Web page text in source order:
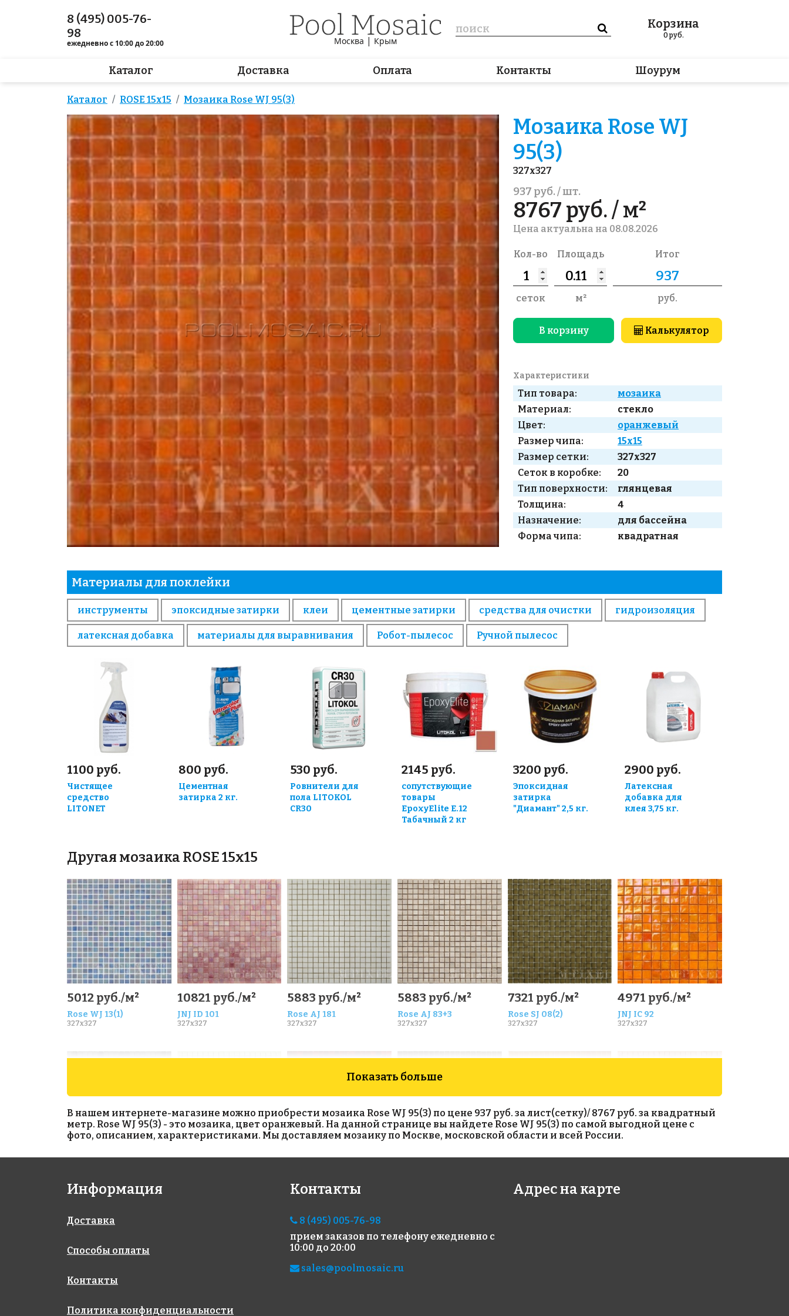
8 (495) 005-76-
98
ежедневно с 10:00 до 20:00 Москва | Крым
Корзина
0руб.
Каталог Доставка Оплата Контакты Шоурум
Каталог ROSE 15x15 Мозаика Rose WJ 95(3)
Мозаика Rose WJ
95(3)
327x327
937 руб. / шт.
8767 руб. / м²
Цена актуальна на 08.08.2026
Кол-во
сеток
Площадь
м²
Итог
руб.
В корзину Калькулятор
Характеристики
Тип товара:
мозаика
Материал:
стекло
Цвет:
оранжевый
Размер чипа:
15x15
Размер сетки:
327x327
Сеток в коробке:
20
Тип поверхности:
глянцевая
Толщина:
4
Назначение:
для бассейна
Форма чипа:
квадратная
Материалы для поклейки
инструменты эпоксидные затирки клеи цементные затирки средства для очистки гидроизоляция
латексная добавка материалы для выравнивания Робот-пылесос Ручной пылесос
1100 руб.
Чистящее
средство
LITONET
800 руб.
Цементная
затирка 2 кг.
530 руб.
Ровнители для
пола LITOKOL
CR30
2145 руб.
сопутствующие
товары
EpoxyElite E.12
Табачный 2 кг
3200 руб.
Эпоксидная
затирка
"Диамант" 2,5 кг.
2900 руб.
Латексная
добавка для
клея 3,75 кг.
Другая мозаика ROSE 15x15
5012 руб./м²
Rose WJ 13(1)
327x327
10821 руб./м²
JNJ ID 101
327x327
5883 руб./м²
Rose AJ 181
327x327
5883 руб./м²
Rose AJ 83+3
327x327
7321 руб./м²
Rose SJ 08(2)
327x327
4971 руб./м²
JNJ IC 92
327x327
JNJ C-JC 46
327x327
Golden Effect GD
16182
Rose WJ 93
327x327
Rose AJ 85+6
327x327
Показать больше
В нашем интернете-магазине можно приобрести мозаика Rose WJ 95(3) по цене 937 руб. за лист(сетку)/ 8767 руб. за квадратный
метр. Rose WJ 95(3) - это мозаика, цвет оранжевый. На данной странице вы найдете Rose WJ 95(3) по самой выгодной цене с
фото, описанием, характеристиками. Мы доставляем мозаику по Москве, московской области и всей России.
Информация
Доставка
Способы оплаты
Контакты
Политика конфиденциальности
Контакты
8 (495) 005-76-98
прием заказов по телефону ежедневно с
10:00 до 20:00
sales@poolmosaic.ru
Адрес на карте